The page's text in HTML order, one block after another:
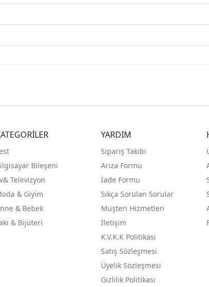
Bileşeni
Televizyon
& Giyim
& Bebek
& Bijüteri
YARDIM
Sipariş Takibi
Arıza Formu
İade Formu
Sıkça Sorulan Sorular
Müşteri Hizmetleri
İletişim
K.V.K.K Politikası
Satış Sözleşmesi
Üyelik Sözleşmesi
Gizlilik Politikası